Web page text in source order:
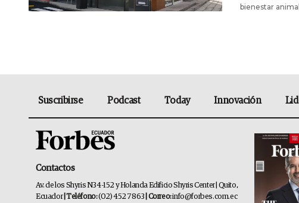
bienestar
Suscribirse Podcast Today Innovación
Contactos
Av. de los Shyris N34-152 y Holanda Edificio Shyris Center | Quito,
Ecuador | Teléfono:(02) 452 7863 | Correo:info@forbes.com.ec